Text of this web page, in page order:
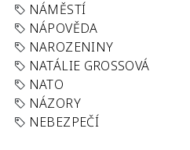
NÁMĚSTÍ
NÁPOVĚDA
NAROZENINY
NATÁLIE GROSSOVÁ
NATO
NÁZORY
NEBEZPEČÍ